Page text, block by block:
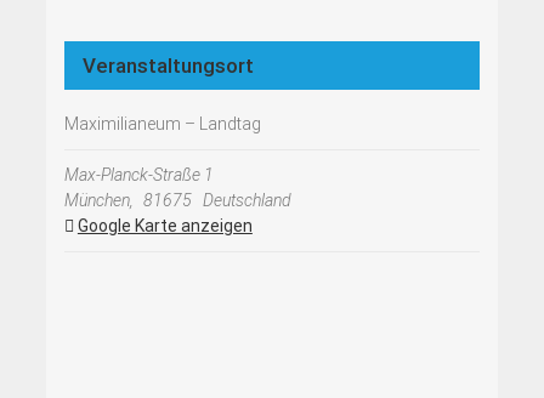
Veranstaltungsort
Maximilianeum – Landtag
Max-Planck-Straße 1
München, 81675 Deutschland
Google Karte anzeigen